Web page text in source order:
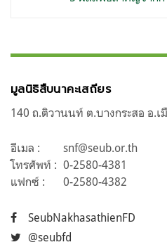
มูลนิธิสืบนาคะเสถียร
140 ถ.ติวานนท์ ต.บางกระสอ อ.
อีเมล :
snf@seub.or.th
โทรศัพท์ : 0-2580-4381
แฟกซ์ :
0-2580-4382
SeubNakhasathienFD
@seubfd